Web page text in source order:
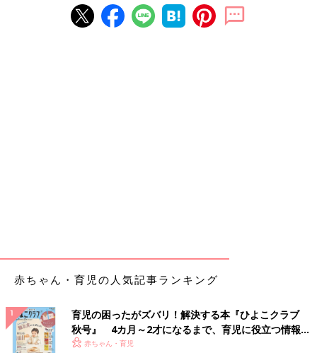
赤ちゃん・育児の人気記事ランキング
育児の困ったがズバリ！解決する本『ひよこクラブ
秋号』 4カ月～2才になるまで、育児に役立つ情報が
いっぱい！
赤ちゃん・育児